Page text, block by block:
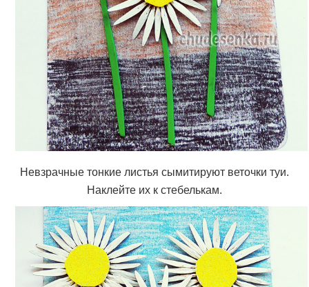
Невзрачные тонкие листья сымитируют веточки туи.
Наклейте их к стебелькам.